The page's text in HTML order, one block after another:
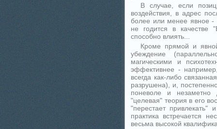
В случае, если
воздействия, в адрес
более или менее явное -
не годится в
способно влиять...
Кроме прямой и
убеждение
магическими и
эффективнее -
всегда как-либо
разрушена), и,
поневоле и
"целевая" теория в его
"перестает привлекать"
практика встречается
весьма высокой